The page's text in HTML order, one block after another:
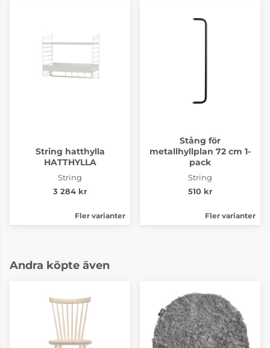
String hatthylla
HATTHYLLA
String
3 284 kr
Fler varianter
Stång för
metallhyllplan 72 cm 1-
pack
String
510 kr
Fler varianter
Andra köpte även